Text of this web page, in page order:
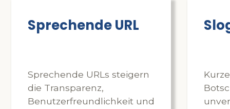
Sprechende URL
Sprechende URLs steigern
die Transparenz,
Benutzerfreundlichkeit und